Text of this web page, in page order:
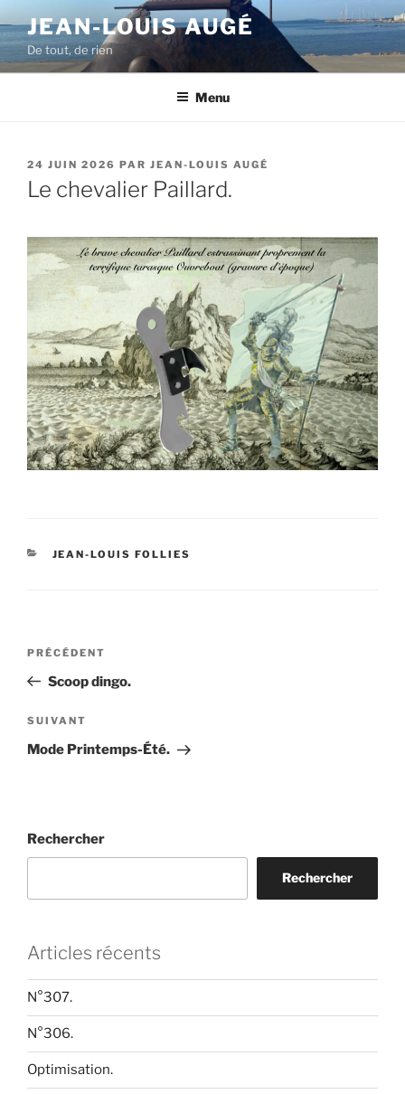
au
contenu
principal
JEAN-LOUIS AUGÉ
De tout, de rien
Menu
PUBLIÉ
LE
24 JUIN 2026 PAR JEAN-LOUIS AUGÉ
Le chevalier Paillard.
CATÉGORIES
JEAN-LOUIS FOLLIES
Navigation
l’article
Article
précédent
PRÉCÉDENT
Scoop dingo.
Article
suivant
SUIVANT
Mode Printemps-Été.
Rechercher
Rechercher
Articles récents
N°307.
N°306.
Optimisation.